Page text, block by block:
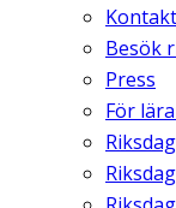
Kontakt
Besök
Press
För